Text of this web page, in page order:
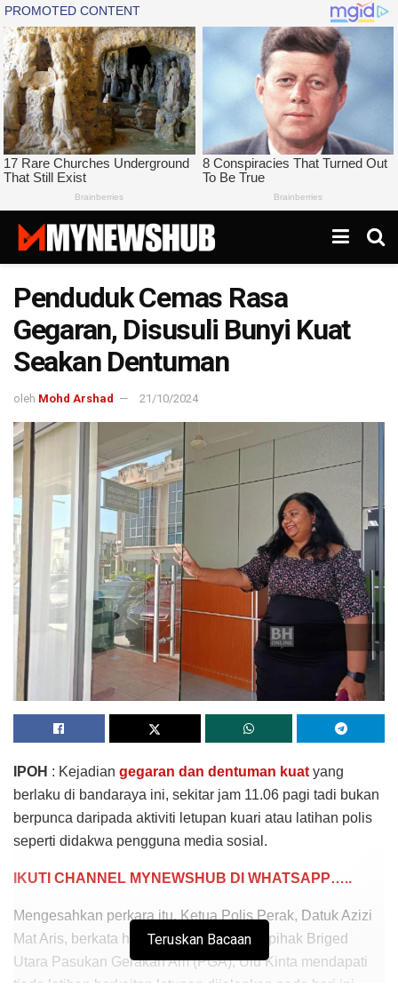
Penduduk Cemas Rasa
Gegaran, Disusuli Bunyi Kuat
Seakan Dentuman
oleh Mohd Arshad 21/10/2024
IPOH : Kejadian gegaran dan dentuman kuat yang
berlaku di bandaraya ini, sekitar jam 11.06 pagi tadi bukan
berpunca daripada aktiviti letupan kuari atau latihan polis
seperti didakwa pengguna media sosial.
IKUTI CHANNEL MYNEWSHUB DI WHATSAPP…..
Mengesahkan perkara itu, Ketua Polis Perak, Datuk Azizi
Mat Aris, berkata hasil semakan dengan pihak Briged
Utara Pasukan Gerakan Am (PGA), Ulu Kinta mendapati
tiada latihan berkaitan letupan dijalankan pada hari ini.
Teruskan Bacaan